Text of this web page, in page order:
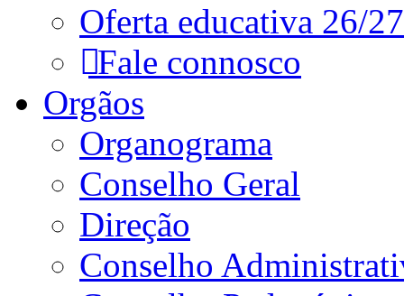
Oferta educativa 26/27
Fale connosco
Orgãos
Organograma
Conselho Geral
Direção
Conselho